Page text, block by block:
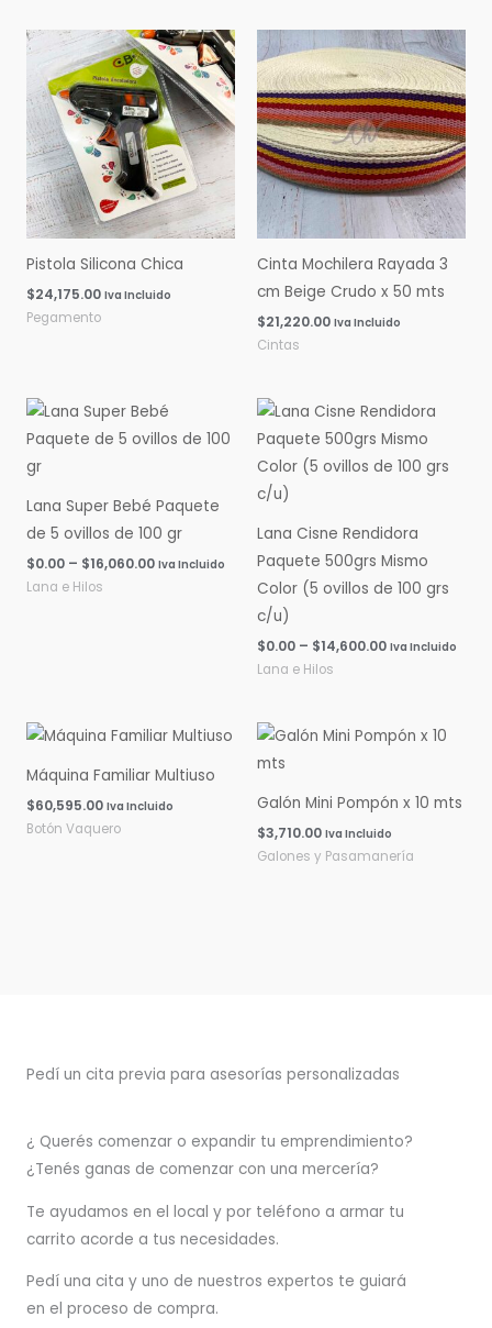
Pistola Silicona Chica
$24,175.00 Iva Incluido
Pegamento
Cinta Mochilera Rayada 3
cm Beige Crudo x 50 mts
$21,220.00 Iva Incluido
Cintas
Lana Super Bebé Paquete
de 5 ovillos de 100 gr
$0.00 – $16,060.00
Rango
de
precios:
$16,060.00
Iva Incluido
Lana e Hilos
Lana Cisne Rendidora
Paquete 500grs Mismo
Color (5 ovillos de 100 grs
c/u)
$0.00 – $14,600.00
Rango
de
precios:
desde
$0.00
Iva Incluido
Lana e Hilos
Máquina Familiar Multiuso
$60,595.00 Iva Incluido
Botón Vaquero
Galón Mini Pompón x 10 mts
$3,710.00 Iva Incluido
Galones y Pasamanería
Pedí un cita previa para asesorías personalizadas
¿ Querés comenzar o expandir tu emprendimiento?
¿Tenés ganas de comenzar con una mercería?
Te ayudamos en el local y por teléfono a armar tu
carrito acorde a tus necesidades.
Pedí una cita y uno de nuestros expertos te guiará
en el proceso de compra.